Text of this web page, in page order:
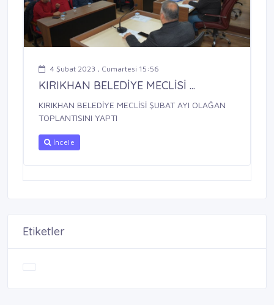
4 Şubat 2023 , Cumartesi 15:56
KIRIKHAN BELEDİYE MECLİSİ ...
KIRIKHAN BELEDİYE MECLİSİ ŞUBAT AYI OLAĞAN
TOPLANTISINI YAPTI
İncele
Etiketler